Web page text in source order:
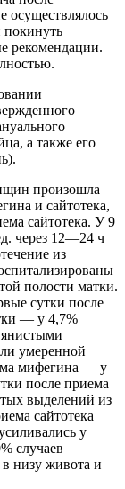
осуществлялось
покинуть
рекомендации.
а также его
произошла
и сайтотека,
сайтотека. У 9
через 12—24 ч
из
полости матки.
сутки после
— у 4,7%
умеренной
мифегина — у
после приема
выделений из
сайтотека
у
случаев
низу живота и